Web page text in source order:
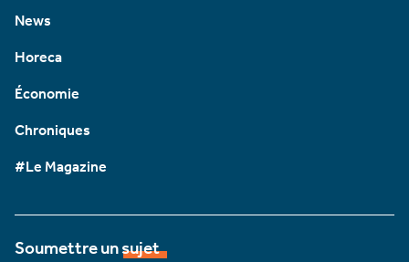
News
Horeca
Économie
Chroniques
#Le Magazine
Soumettre un sujet